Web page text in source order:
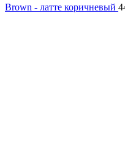
Brown - латте коричневый